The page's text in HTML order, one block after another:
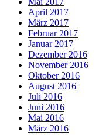
April 2017
März 2017
Februar 2017
Januar 2017
Dezember 2016
November 2016
Oktober 2016
August 2016
Juli 2016
Juni 2016
Mai 2016
März 2016